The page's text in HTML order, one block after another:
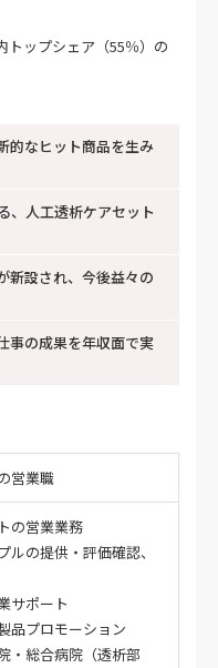
的なヒット商品を生み
、人工透析ケアセット
新設され、今後益々の
事の成果を年収面で実
営業職
の営業業務
ルの提供・評価確認、
サポート
品プロモーション
・総合病院（透析部